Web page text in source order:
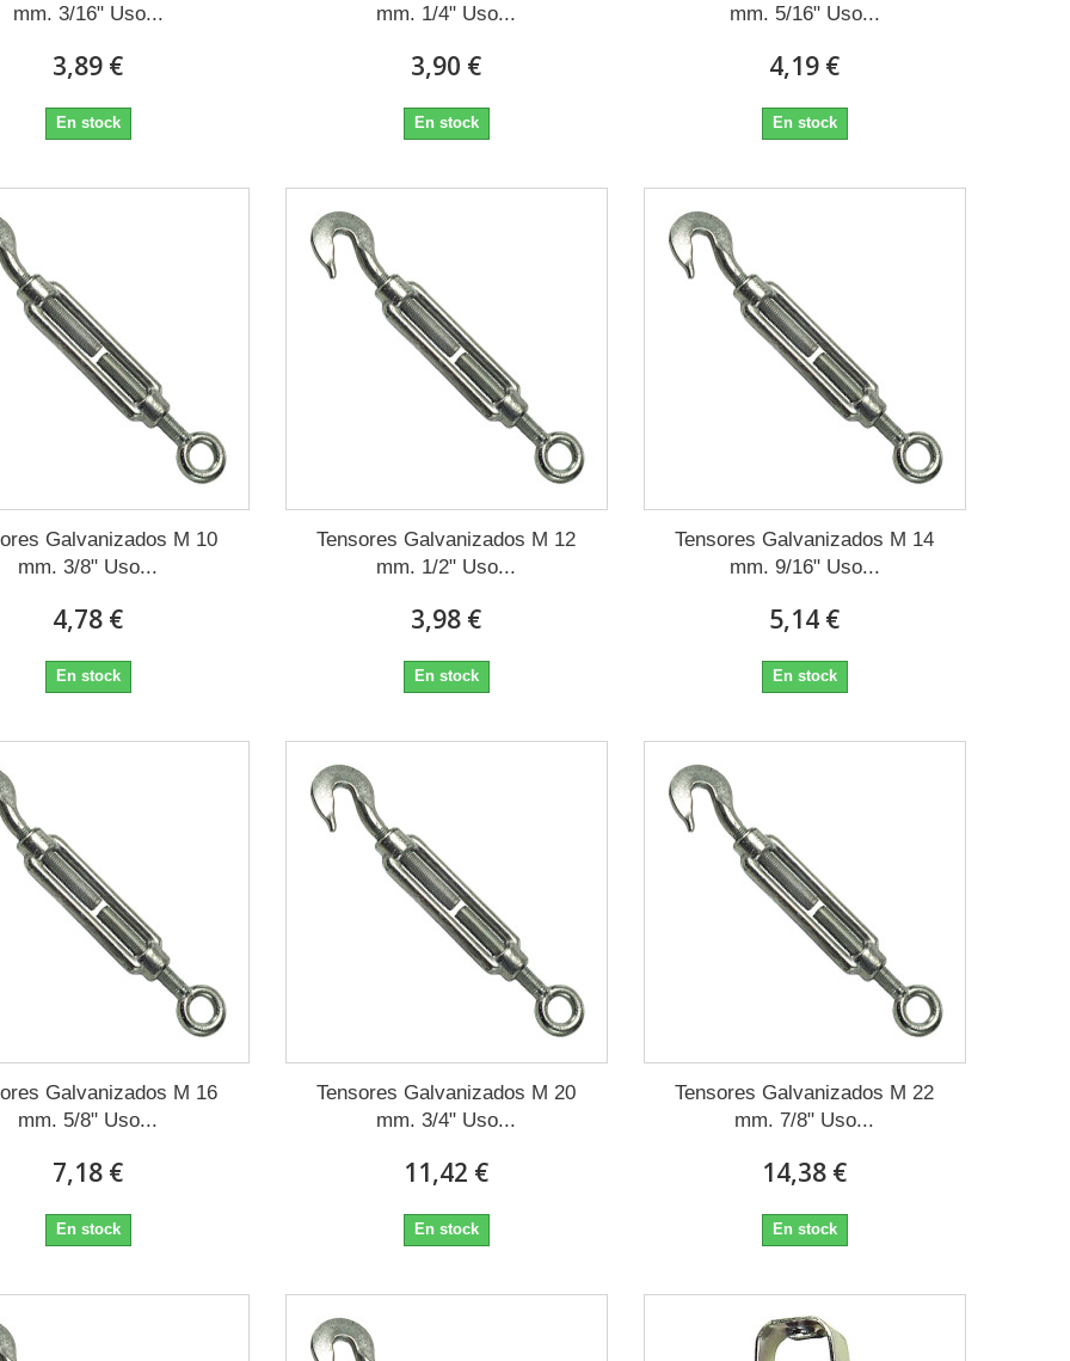
mm. 3/16" Uso...
3,89 €
En stock
mm. 1/4" Uso...
3,90 €
En stock
mm. 5/16" Uso...
4,19 €
En stock
Galvanizados M 10
mm. 3/8" Uso...
4,78 €
En stock
Tensores Galvanizados M 12
mm. 1/2" Uso...
3,98 €
En stock
Tensores Galvanizados M 14
mm. 9/16" Uso...
5,14 €
En stock
Galvanizados M 16
mm. 5/8" Uso...
7,18 €
En stock
Tensores Galvanizados M 20
mm. 3/4" Uso...
11,42 €
En stock
Tensores Galvanizados M 22
mm. 7/8" Uso...
14,38 €
En stock